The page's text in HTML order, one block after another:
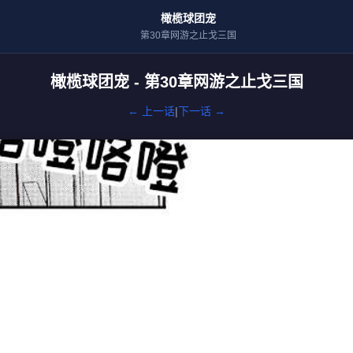
橄榄球团宠
第30章网游之止戈三国
橄榄球团宠 - 第30章网游之止戈三国
← 上一话|下一话 →